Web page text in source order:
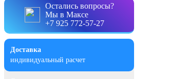
Остались вопросы?
Мы в Максе
+7 925 772-57-27
Доставка
индивидуальный расчет